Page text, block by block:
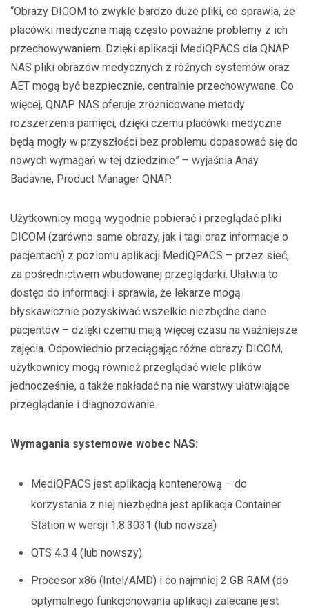
“Obrazy DICOM to zwykle bardzo duże pliki, co sprawia, że
placówki medyczne mają często poważne problemy z ich
przechowywaniem. Dzięki aplikacji MediQPACS dla QNAP
NAS pliki obrazów medycznych z różnych systemów oraz
AET mogą być bezpiecznie, centralnie przechowywane. Co
więcej, QNAP NAS oferuje zróżnicowane metody
rozszerzenia pamięci, dzięki czemu placówki medyczne
będą mogły w przyszłości bez problemu dopasować się do
nowych wymagań w tej dziedzinie” – wyjaśnia Anay
Badavne, Product Manager QNAP.
Użytkownicy mogą wygodnie pobierać i przeglądać pliki
DICOM (zarówno same obrazy, jak i tagi oraz informacje o
pacjentach) z poziomu aplikacji MediQPACS – przez sieć,
za pośrednictwem wbudowanej przeglądarki. Ułatwia to
dostęp do informacji i sprawia, że lekarze mogą
błyskawicznie pozyskiwać wszelkie niezbędne dane
pacjentów – dzięki czemu mają więcej czasu na ważniejsze
zajęcia. Odpowiednio przeciągając różne obrazy DICOM,
użytkownicy mogą również przeglądać wiele plików
jednocześnie, a także nakładać na nie warstwy ułatwiające
przeglądanie i diagnozowanie.
Wymagania systemowe wobec NAS:
MediQPACS jest aplikacją kontenerową – do
korzystania z niej niezbędna jest aplikacja Container
Station w wersji 1.8.3031 (lub nowsza)
QTS 4.3.4 (lub nowszy).
Procesor x86 (Intel/AMD) i co najmniej 2 GB RAM (do
optymalnego funkcjonowania aplikacji zalecane jest